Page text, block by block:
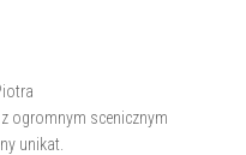
ogromnym scenicznym
unikat.